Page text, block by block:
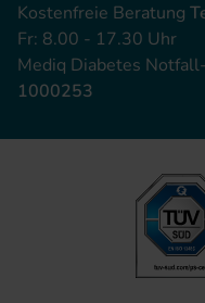
Kostenfreie Beratung
Fr: 8.00 - 17.30 Uhr
Mediq Diabetes
1000253